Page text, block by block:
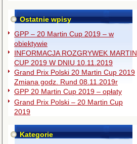
Ostatnie wpisy
GPP – 20 Martin Cup 2019 – w
obiektywie
INFORMACJA ROZGRYWEK MARTIN
CUP 2019 W DNIU 10.11.2019
Grand Prix Polski 20 Martin Cup 2019
Zmiana godz. Rund 08.11.2019r
GPP 20 Martin Cup 2019 – opłaty
Grand Prix Polski – 20 Martin Cup
2019
Kategorie